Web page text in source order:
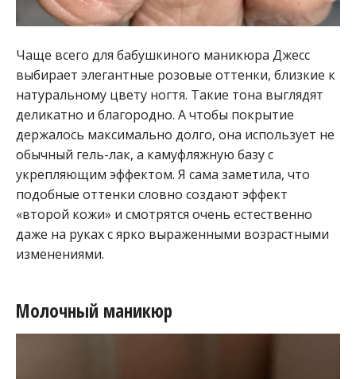
Чаще всего для бабушкиного маникюра Джесс
выбирает элегантные розовые оттенки, близкие к
натуральному цвету ногтя. Такие тона выглядят
деликатно и благородно. А чтобы покрытие
держалось максимально долго, она использует не
обычный гель-лак, а камуфляжную базу с
укрепляющим эффектом. Я сама заметила, что
подобные оттенки словно создают эффект
«второй кожи» и смотрятся очень естественно
даже на руках с ярко выраженными возрастными
изменениями.
Молочный маникюр